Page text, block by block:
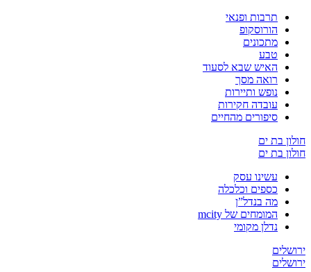
תרבות ופנאי
הורוסקופ
מתכונים
טבע
האיש שבא לסעוד
רואה מסך
נופש ותיירות
עובדה חקירות
סיפורים מהחיים
בת ים
בת ים
עשינו עסק
כספים וכלכלה
מה בנדל”ן
המומחים של mcity
נדלן מקומי